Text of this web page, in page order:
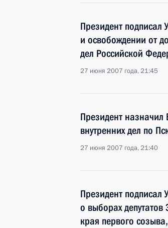
Президент подписал
и освобождении от
дел Российской
27 июня 2007 года, 21:45
Президент назначил
внутренних дел по
27 июня 2007 года, 21:40
Президент
о выборах
края первого